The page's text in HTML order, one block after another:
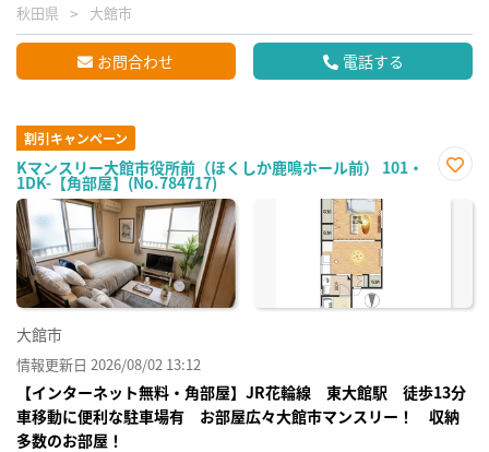
秋田県 大館市
お問合わせ 電話する
割引キャンペーン
Kマンスリー大館市役所前（ほくしか鹿鳴ホール前） 101・
1DK-【角部屋】(No.784717)
に入
大館市
情報更新日 2026/08/02 13:12
【インターネット無料・角部屋】JR花輪線 東大館駅 徒歩13分
車移動に便利な駐車場有 お部屋広々大館市マンスリー！ 収納
多数のお部屋！